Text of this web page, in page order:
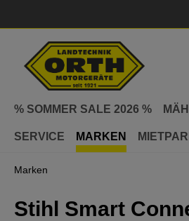
% SOMMER SALE 2026 %
SERVICE MARKEN
Marken
Stihl Smart